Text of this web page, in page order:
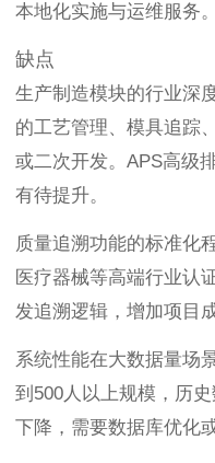
本地化实施与运维服务。
缺点
生产制造模块的行业深
的工艺管理、模具追踪
或二次开发。APS高级
有待提升。
质量追溯功能的标准化
医疗器械等高端行业认
发追溯逻辑，增加项目成
系统性能在大数据量场
到500人以上规模，历
下降，需要数据库优化